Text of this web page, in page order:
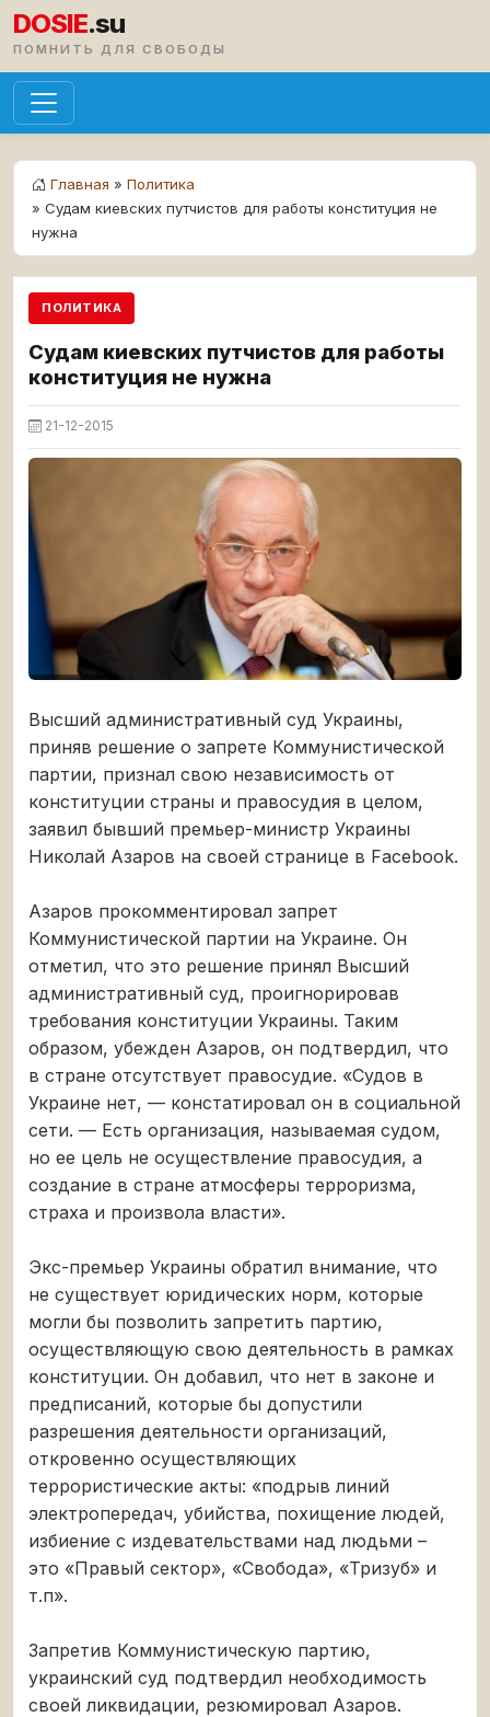
DOSIE.su
ПОМНИТЬ ДЛЯ СВОБОДЫ
Главная » Политика
» Судам киевских путчистов для работы конституция не
нужна
ПОЛИТИКА
Судам киевских путчистов для работы
конституция не нужна
21-12-2015
Высший административный суд Украины,
приняв решение о запрете Коммунистической
партии, признал свою независимость от
конституции страны и правосудия в целом,
заявил бывший премьер-министр Украины
Николай Азаров на своей странице в Facebook.
Азаров прокомментировал запрет
Коммунистической партии на Украине. Он
отметил, что это решение принял Высший
административный суд, проигнорировав
требования конституции Украины. Таким
образом, убежден Азаров, он подтвердил, что
в стране отсутствует правосудие. «Судов в
Украине нет, — констатировал он в социальной
сети. — Есть организация, называемая судом,
но ее цель не осуществление правосудия, а
создание в стране атмосферы терроризма,
страха и произвола власти».
Экс-премьер Украины обратил внимание, что
не существует юридических норм, которые
могли бы позволить запретить партию,
осуществляющую свою деятельность в рамках
конституции. Он добавил, что нет в законе и
предписаний, которые бы допустили
разрешения деятельности организаций,
откровенно осуществляющих
террористические акты: «подрыв линий
электропередач, убийства, похищение людей,
избиение с издевательствами над людьми –
это «Правый сектор», «Свобода», «Тризуб» и
т.п».
Запретив Коммунистическую партию,
украинский суд подтвердил необходимость
своей ликвидации, резюмировал Азаров.